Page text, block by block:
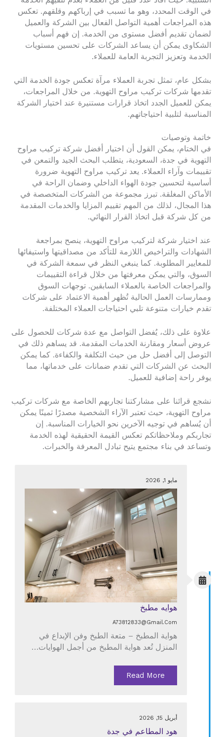
في الوقت المحدد، وهو ما تسبب في إرباكهم وقلقهم. تعكس
هذه المراجعات أهمية التواصل الفعال بين الشركة والعميل
لضمان تقديم أفضل مستوى من الخدمة. إن فهم أسباب
الشكاوى يمكن أن يساعد الشركات على تحسين مستويات
الخدمة وتعزيز التجربة العامة للعملاء.
بشكل عام، تمثل تجربة العملاء مرآة تعكس جودة الخدمة التي
تقدمها شركات تركيب مراوح التهوية. من خلال المراجعات،
يمكن للعميل الجدد اتخاذ قرارات مستنيرة عند اختيار الشركة
المناسبة لتلبية احتياجاتهم.
خاتمة وتوصيات
في الختام، يمكن القول أن اختيار أفضل شركة تركيب مراوح
التهوية في جدة، السعودية، يتطلب البحث الجيد والتمعن في
تقييمات وآراء العملاء. يعد تركيب مراوح التهوية ضرورة
أساسية لتحسين جودة الهواء الداخلي وضمان الراحة في
الأماكن المغلقة. تبرز مجموعة من الشركات المتخصصة في
هذا المجال، لذلك من المهم تقييم المزايا والخدمات المقدمة
من كل شركة قبل اتخاذ القرار النهائي.
عند اختيار شركة لتركيب مراوح التهوية، ينصح بمراجعة
الشهادات والتراخيص اللازمة للتأكد من مصداقيتها واستيفائها
للمعايير المطلوبة. كما ينبغي النظر في سمعة الشركة في
السوق، والتي يمكن معرفتها من خلال قراءة التقييمات
والمراجعات الخاصة بالعملاء السابقين. توجهات السوق
وممارسات العمل الحالية تُظهر أهمية الاعتماد على شركات
تقدم خيارات متنوعة تلبي احتياجات العملاء المختلفة.
علاوة على ذلك، يُفضل التواصل مع عدة شركات للحصول على
عروض أسعار ومقارنة الخدمات المقدمة. قد يساهم ذلك في
التوصل إلى أفضل حل من حيث التكلفة والكفاءة. كما يمكن
البحث عن الشركات التي تقدم ضمانات على خدماتها، مما
يوفر راحة إضافية للعميل.
نشجع قرائنا على مشاركتنا تجاربهم الخاصة مع شركات تركيب
مراوح التهوية، حيث تعتبر الآراء الشخصية مصدرًا ثمينًا يمكن
أن يُساهم في توجيه الآخرين نحو الخيارات المناسبة. إن
تجاربكم وملاحظاتكم تعكس القيمة الحقيقية لهذه الخدمة
وتساعد في بناء مجتمع يتيح تبادل المعرفة والخبرات.
مايو 1, 2026
هوايه مطبخ
A73812833@gmail.com
هواية المطبخ – متعة الطبخ وفن الإبداع في
المنزل تُعد هواية المطبخ من أجمل الهوايات…
Read More
أبريل 15, 2026
هود المطاعم في جدة